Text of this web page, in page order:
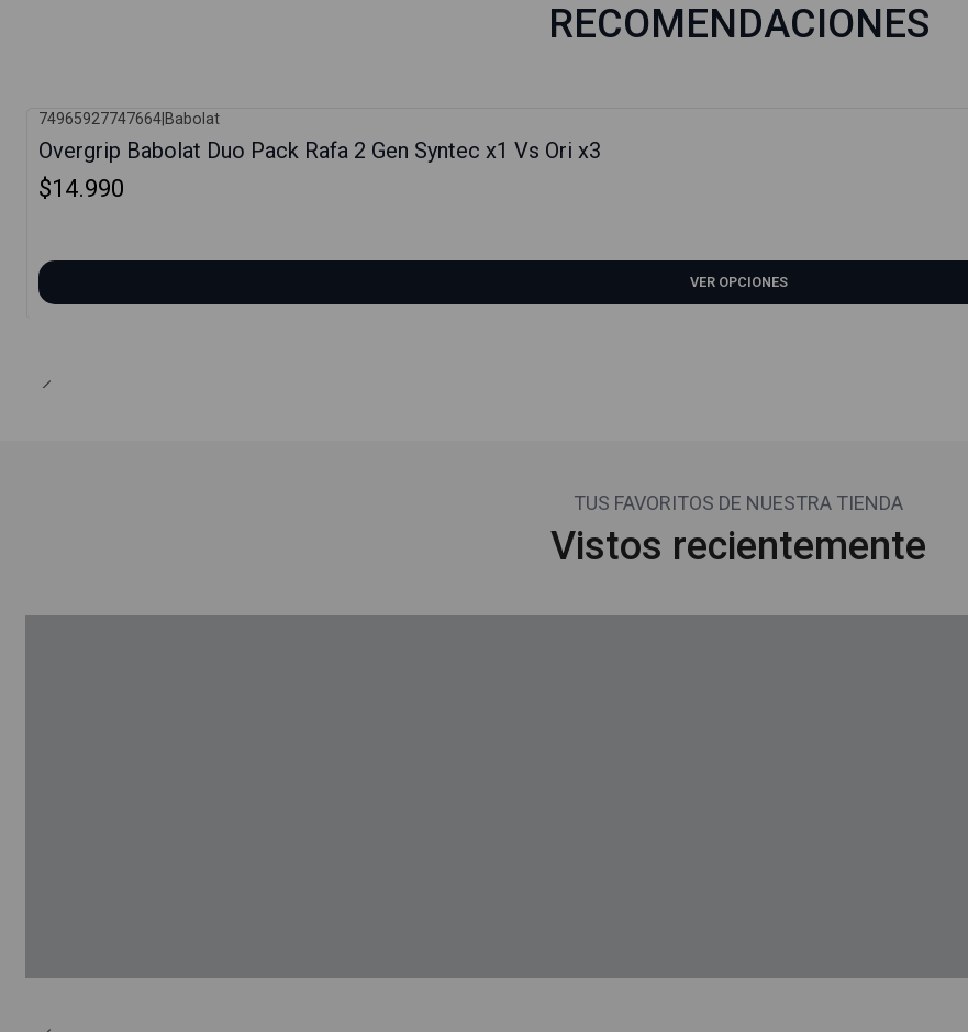
RECOMENDACIONES
74965927747664| Babolat
Overgrip Babolat Duo Pack Rafa 2 Gen Syntec x1 Vs Ori x3
$14.990
VER OPCIONES
TUS FAVORITOS DE NUESTRA TIENDA
Vistos recientemente